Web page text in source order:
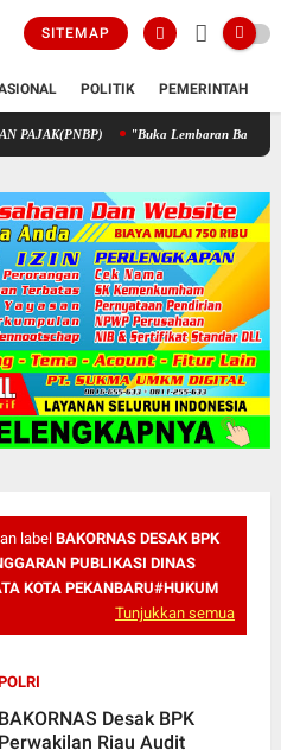
SITEMAP
POLITIK PEMERINTAH
STIK MELALUI PENERIMAAN
label BAKORNAS DESAK BPK
PUBLIKASI DINAS
KOTA PEKANBARU#HUKUM
Tunjukkan semua
BAKORNAS Desak BPK
Perwakilan Riau Audit